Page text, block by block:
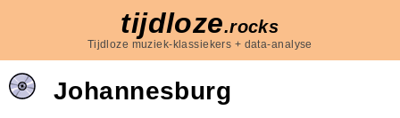
tijdloze.rocks
Tijdloze muziek-klassiekers + data-analyse
Johannesburg